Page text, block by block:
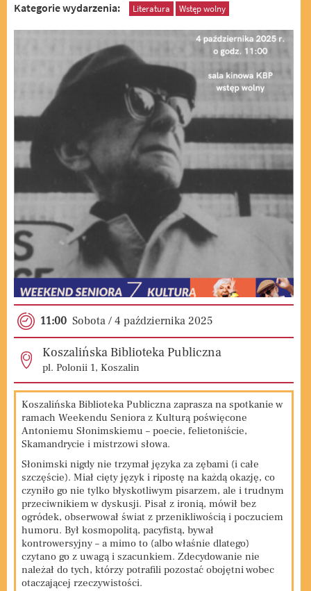
Kategorie wydarzenia: Literatura Wstęp wolny
11:00 Sobota / 4 października 2025
Koszalińska Biblioteka Publiczna
pl. Polonii 1, Koszalin
Koszalińska Biblioteka Publiczna zaprasza na spotkanie w
ramach Weekendu Seniora z Kulturą poświęcone
Antoniemu Słonimskiemu – poecie, felietoniście,
Skamandrycie i mistrzowi słowa.
Słonimski nigdy nie trzymał języka za zębami (i całe
szczęście). Miał cięty język i ripostę na każdą okazję, co
czyniło go nie tylko błyskotliwym pisarzem, ale i trudnym
przeciwnikiem w dyskusji. Pisał z ironią, mówił bez
ogródek, obserwował świat z przenikliwością i poczuciem
humoru. Był kosmopolitą, pacyfistą, bywał
kontrowersyjny – a mimo to (albo właśnie dlatego)
czytano go z uwagą i szacunkiem. Zdecydowanie nie
należał do tych, którzy potrafili pozostać obojętni wobec
otaczającej rzeczywistości.